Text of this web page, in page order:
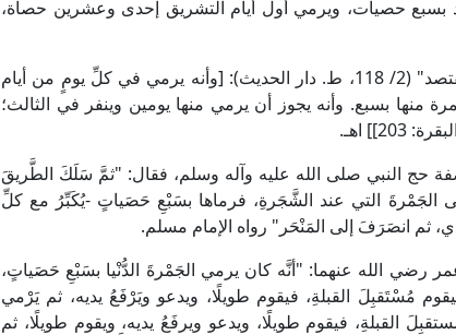
بسبع حصيات، ويرمي أول أيام التشريق إحدى وعشرين حصاة،
قال الإمام ابن رشد في "بداية المجتهد ونهاية المقتصد" (2/ 118، ط. دار الحديث): [وأنه يرمي في كلِّ يومٍ من أيام
بسبع. وأنه يجوز أن يرمي منها يومين وينفر في الثالث؛
203]] اهـ.
حج النبي صلى الله عليه وآله وسلم، فقال: "ثمَّ سَلَكَ الطَّريقَ
الجَمْرةَ التي عند الشَّجَرةِ، فرماها بسَبْعِ حَصَياتٍ -يُكَبِّرُ مع كلِّ
انصَرَفَ إلى المَنْحَر" رواه الإمام مسلم.
الله عنهما: "أنَّه كان يرمي الجَمْرةَ الدُّنْيا بسَبْعِ حَصَياتٍ،
مُسْتَقبِلَ القبلةِ، فيقوم طويلًا، ويدعو ويَرْفَعُ يديه، ثم يَرْمي
القبلةِ، فيقوم طويلًا، ويدعو ويرفَعُ يديه، ويقوم طويلًا، ثم